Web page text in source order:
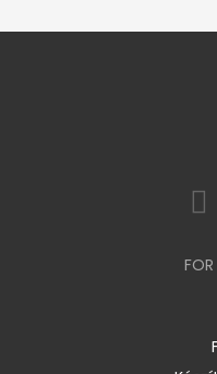
FOR